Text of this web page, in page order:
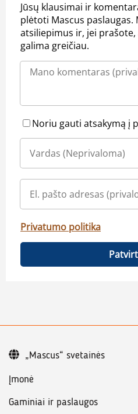
Jūsų klausimai ir
plėtoti Mascus paslaugas.
atsiliepimus ir, jei
galima greičiau.
Noriu gauti atsakymą į
Privatumo politika
Įmonė
Gaminiai ir paslaugos
„Mascus“ svetainės